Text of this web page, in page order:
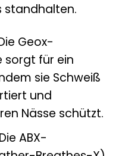
standhalten.
Geox-
für ein
sie Schweiß
und
Nässe schützt.
ABX-